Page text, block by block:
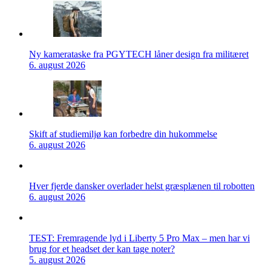
Ny kamerataske fra PGYTECH låner design fra militæret
6. august 2026
Skift af studiemiljø kan forbedre din hukommelse
6. august 2026
Hver fjerde dansker overlader helst græsplænen til robotten
6. august 2026
TEST: Fremragende lyd i Liberty 5 Pro Max – men har vi
brug for et headset der kan tage noter?
5. august 2026